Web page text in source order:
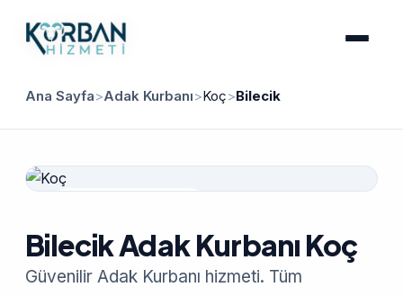
Ana Sayfa>Adak Kurbanı>Koç>Bilecik
Bilecik Adak Kurbanı Koç
Güvenilir Adak Kurbanı hizmeti. Tüm